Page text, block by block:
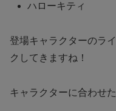
ハローキティ
登場キャラクターのラ
クしてきますね！
キャラクターに合わせ